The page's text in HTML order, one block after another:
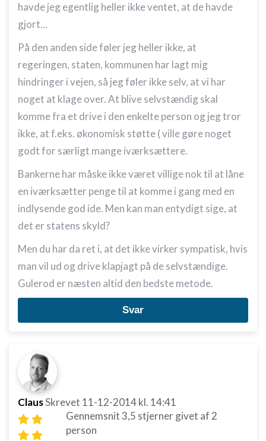
havde jeg egentlig heller ikke ventet, at de havde
gjort...
På den anden side føler jeg heller ikke, at
regeringen, staten, kommunen har lagt mig
hindringer i vejen, så jeg føler ikke selv, at vi har
noget at klage over. At blive selvstændig skal
komme fra et drive i den enkelte person og jeg tror
ikke, at f.eks. økonomisk støtte ( ville gøre noget
godt for særligt mange iværksættere.
Bankerne har måske ikke været villige nok til at låne
en iværksætter penge til at komme i gang med en
indlysende god ide. Men kan man entydigt sige, at
det er statens skyld?
Men du har da ret i, at det ikke virker sympatisk, hvis
man vil ud og drive klapjagt på de selvstændige.
Gulerod er næsten altid den bedste metode.
Svar
ClausSkrevet 11-12-2014kl. 14:41
Gennemsnit3,5 stjerner givet af 2
person